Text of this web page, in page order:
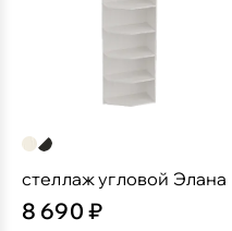
стеллаж угловой Элана
8 690 ₽